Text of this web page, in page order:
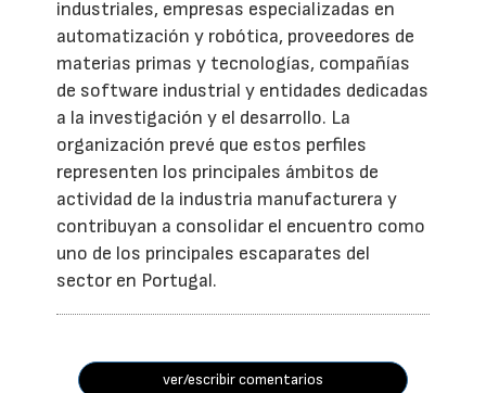
industriales, empresas especializadas en
automatización y robótica, proveedores de
materias primas y tecnologías, compañías
de software industrial y entidades dedicadas
a la investigación y el desarrollo. La
organización prevé que estos perfiles
representen los principales ámbitos de
actividad de la industria manufacturera y
contribuyan a consolidar el encuentro como
uno de los principales escaparates del
sector en Portugal.
ver/escribir comentarios